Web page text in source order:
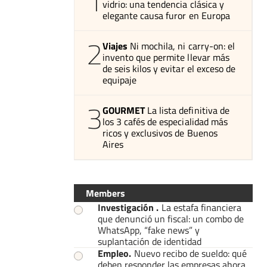
vidrio: una tendencia clásica y
elegante causa furor en Europa
2Viajes Ni mochila, ni carry-on: el
invento que permite llevar más
de seis kilos y evitar el exceso de
equipaje
3GOURMET La lista definitiva de
los 3 cafés de especialidad más
ricos y exclusivos de Buenos
Aires
Members
Investigación . La estafa financiera
que denunció un fiscal: un combo de
WhatsApp, “fake news” y
suplantación de identidad
Empleo. Nuevo recibo de sueldo: qué